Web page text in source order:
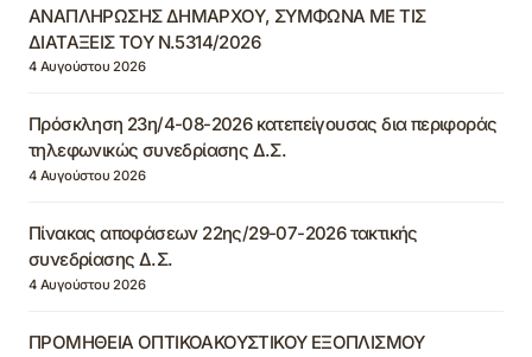
ΑΝΑΠΛΗΡΩΣΗΣ ΔΗΜΑΡΧΟΥ, ΣΥΜΦΩΝΑ ΜΕ ΤΙΣ
ΔΙΑΤΑΞΕΙΣ ΤΟΥ Ν.5314/2026
4 Αυγούστου 2026
Πρόσκληση 23η/4-08-2026 κατεπείγουσας δια περιφοράς
τηλεφωνικώς συνεδρίασης Δ.Σ.
4 Αυγούστου 2026
Πίνακας αποφάσεων 22ης/29-07-2026 τακτικής
συνεδρίασης Δ.Σ.
4 Αυγούστου 2026
ΠΡΟΜΗΘΕΙΑ ΟΠΤΙΚΟΑΚΟΥΣΤΙΚΟΥ ΕΞΟΠΛΙΣΜΟΥ